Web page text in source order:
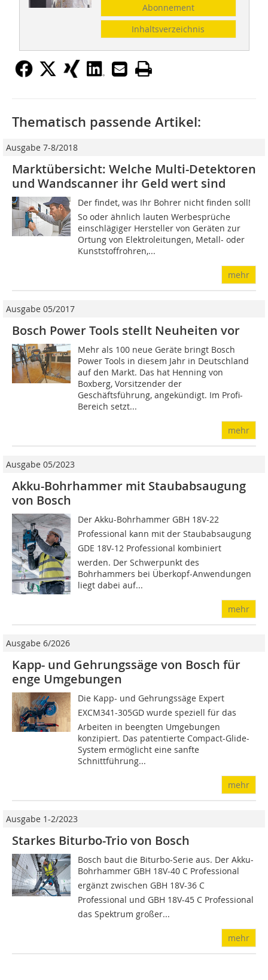
Abonnement
Inhaltsverzeichnis
Thematisch passende Artikel:
Ausgabe 7-8/2018
Marktübersicht: Welche Multi-Detektoren
und Wandscanner ihr Geld wert sind
Der findet, was Ihr Bohrer nicht finden soll!
So oder ähnlich lauten Werbesprüche
einschlägiger Hersteller von Geräten zur
Ortung von Elektroleitungen, Metall- oder
Kunststoffrohren,...
mehr
Ausgabe 05/2017
Bosch Power Tools stellt Neuheiten vor
Mehr als 100 neue Geräte bringt Bosch
Power Tools in diesem Jahr in Deutschland
auf den Markt. Das hat Henning von
Boxberg, Vorsitzender der
Geschäftsführung, angekündigt. Im Profi-
Bereich setzt...
mehr
Ausgabe 05/2023
Akku-Bohrhammer mit Staubabsaugung
von Bosch
Der Akku-Bohrhammer GBH 18V-22
Professional kann mit der Staubabsaugung
GDE 18V-12 Professional kombiniert
werden. Der Schwerpunkt des
Bohrhammers bei Überkopf-Anwendungen
liegt dabei auf...
mehr
Ausgabe 6/2026
Kapp- und Gehrungssäge von Bosch für
enge Umgebungen
Die Kapp- und Gehrungssäge Expert
EXCM341-305GD wurde speziell für das
Arbeiten in beengten Umgebungen
konzipiert. Das patentierte Compact-Glide-
System ermöglicht eine sanfte
Schnittführung...
mehr
Ausgabe 1-2/2023
Starkes Biturbo-Trio von Bosch
Bosch baut die Biturbo-Serie aus. Der Akku-
Bohrhammer GBH 18V-40 C Professional
ergänzt zwischen GBH 18V-36 C
Professional und GBH 18V-45 C Professional
das Spektrum großer...
mehr